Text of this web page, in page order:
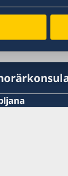
13.40